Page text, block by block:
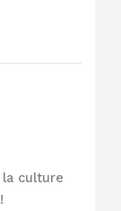
la culture